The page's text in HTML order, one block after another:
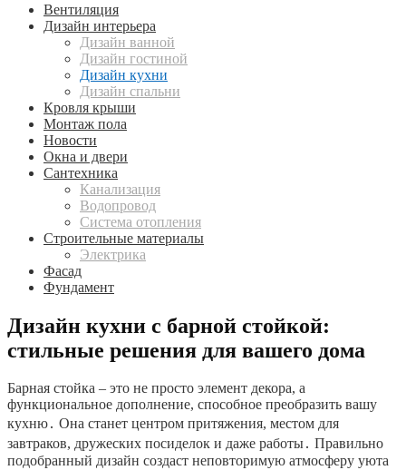
Вентиляция
Дизайн интерьера
Дизайн ванной
Дизайн гостиной
Дизайн кухни
Дизайн спальни
Кровля крыши
Монтаж пола
Новости
Окна и двери
Сантехника
Канализация
Водопровод
Система отопления
Строительные материалы
Электрика
Фасад
Фундамент
Дизайн кухни с барной стойкой:
стильные решения для вашего дома
Барная стойка – это не просто элемент декора, а
функциональное дополнение, способное преобразить вашу
кухню․ Она станет центром притяжения, местом для
завтраков, дружеских посиделок и даже работы․ Правильно
подобранный дизайн создаст неповторимую атмосферу уюта